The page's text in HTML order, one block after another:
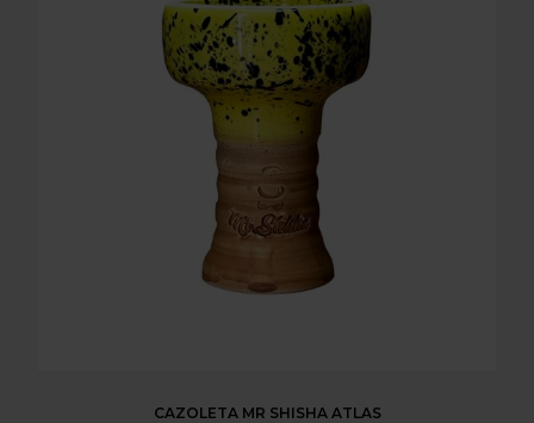
CAZOLETA MR SHISHA ATLAS